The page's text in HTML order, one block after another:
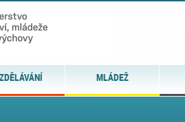
MLÁDEŽ